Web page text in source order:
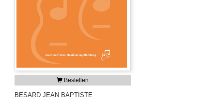
Bestellen
BESARD JEAN BAPTISTE